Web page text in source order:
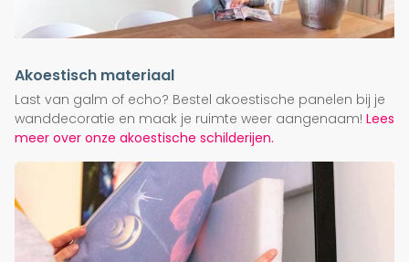
Akoestisch materiaal
Last van galm of echo? Bestel akoestische panelen bij je
wanddecoratie en maak je ruimte weer aangenaam! Lees
meer over onze akoestische schilderijen.